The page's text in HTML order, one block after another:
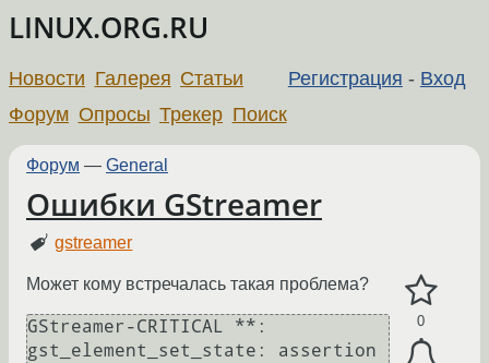
LINUX.ORG.RU
Регистрация - Вход
Новости Галерея Статьи
Форум Опросы Трекер Поиск
Форум — General
Ошибки GStreamer
gstreamer
0
Может кому встречалась такая проблема?
GStreamer-CRITICAL **:
gst_element_set_state: assertion